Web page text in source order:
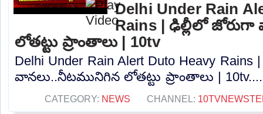
Delhi Under Rain
Rains | ఢిల్లీలో
లోతట్టు ప్రాంతాలు | 10tv
Delhi Under Rain Alert Duto Heavy
వానలు..నీటమునిగిన లోతట్టు ప్రాంతాలు |
CATEGORY: NEWS CHANNEL: